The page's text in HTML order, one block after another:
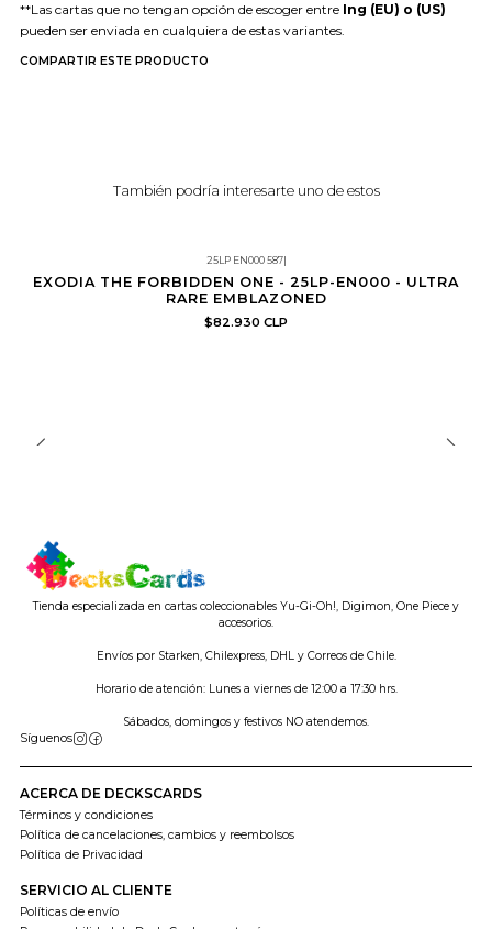
**Las cartas que no tengan opción de escoger entre Ing (EU) o (US)
pueden ser enviada en cualquiera de estas variantes.
COMPARTIR ESTE PRODUCTO
También podría interesarte uno de estos
25LP EN000 587|
EXODIA THE FORBIDDEN ONE - 25LP-EN000 - ULTRA
RARE EMBLAZONED
$82.930 CLP
Tienda especializada en cartas coleccionables Yu-Gi-Oh!, Digimon, One Piece y
accesorios.
Envíos por Starken, Chilexpress, DHL y Correos de Chile.
Horario de atención: Lunes a viernes de 12:00 a 17:30 hrs.
Sábados, domingos y festivos NO atendemos.
Síguenos
ACERCA DE DECKSCARDS
Términos y condiciones
Política de cancelaciones, cambios y reembolsos
Política de Privacidad
SERVICIO AL CLIENTE
Políticas de envío